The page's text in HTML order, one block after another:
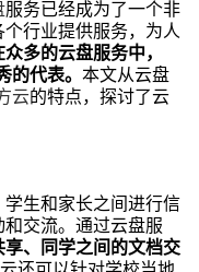
服务已经成为了一个非
行业提供服务，为人
众多的云盘服务中，
的代表。 本文从云盘
云的特点，探讨了云
生和家长之间进行信
交流。通过云盘服
、同学之间的文档交